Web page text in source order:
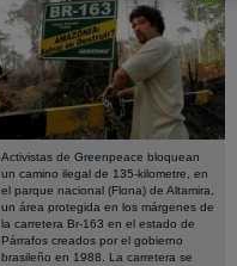
Activistas de Greenpeace bloquean
un camino ilegal de 135-kilometre, en
el parque nacional (Flona) de Altamira,
un área protegida en los márgenes de
la carretera Br-163 en el estado de
Párrafos creados por el gobierno
brasileño en 1988. La carretera se